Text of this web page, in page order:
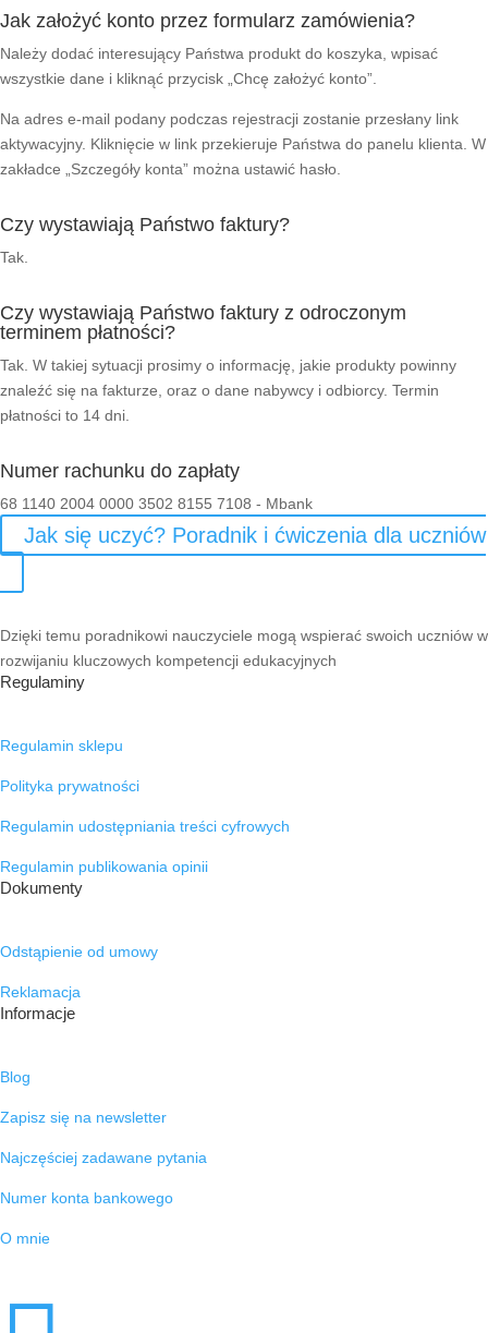
Jak założyć konto przez formularz zamówienia?
Należy dodać interesujący Państwa produkt do koszyka, wpisać
wszystkie dane i kliknąć przycisk „Chcę założyć konto”.
Na adres e-mail podany podczas rejestracji zostanie przesłany link
aktywacyjny. Kliknięcie w link przekieruje Państwa do panelu klienta. W
zakładce „Szczegóły konta” można ustawić hasło.
Czy wystawiają Państwo faktury?
Tak.
Czy wystawiają Państwo faktury z odroczonym
terminem płatności?
Tak. W takiej sytuacji prosimy o informację, jakie produkty powinny
znaleźć się na fakturze, oraz o dane nabywcy i odbiorcy. Termin
płatności to 14 dni.
Numer rachunku do zapłaty
68 1140 2004 0000 3502 8155 7108 - Mbank
Jak się uczyć? Poradnik i ćwiczenia dla uczniów
Dzięki temu poradnikowi nauczyciele mogą wspierać swoich uczniów w
rozwijaniu kluczowych kompetencji edukacyjnych
Regulaminy
Regulamin sklepu
Polityka prywatności
Regulamin udostępniania treści cyfrowych
Regulamin publikowania opinii
Dokumenty
Odstąpienie od umowy
Reklamacja
Informacje
Blog
Zapisz się na newsletter
Najczęściej zadawane pytania
Numer konta bankowego
O mnie